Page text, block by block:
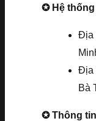
✪ Hệ
Địa
Địa
Bà
✪ Thông